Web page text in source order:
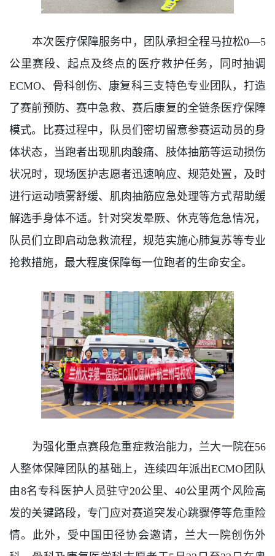
本次医疗保障服务中，团队承担全程马拉松0—5
公里赛段、起点及终点的医疗救护任务，同时抽调
ECMO、骨科创伤、康复科三支特色专业团队，打造
了赛前预防、赛中急救、赛后康复的全链条医疗保障
模式。比赛过程中，队员们密切留意参赛运动员的身
体状态，当跑者出现肌肉酸痛、肢体抽筋等运动损伤
状况时，现场医护志愿者迅速响应、规范处置，及时
进行运动喷雾舒缓、肌肉抽筋应急处理等方式帮助缓
解选手身体不适。针对突发晕厥、休克等危急情况，
队员们立即启动急救流程，规范实施心肺复苏等专业
抢救措施，最大程度保障每一位跑者的生命安全。
为强化重点赛段危重症救治能力，兰大一院在56
人整体保障团队的基础上，连续四年派出ECMO团队
由8名专科医护人员驻守20公里、40公里两个风险高
发的关键路段，专门应对赛道突发心跳骤停等危重险
情。此外，受中国田径协会邀请，兰大一院创伤外